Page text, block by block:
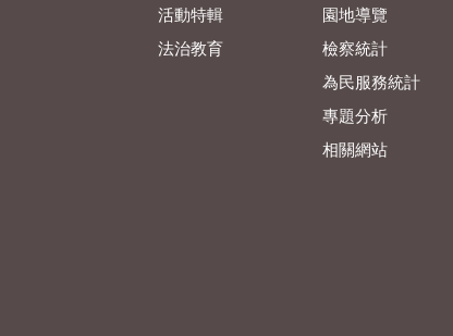
活動特輯
法治教育
園地導覽
檢察統計
為民服務統計
專題分析
相關網站